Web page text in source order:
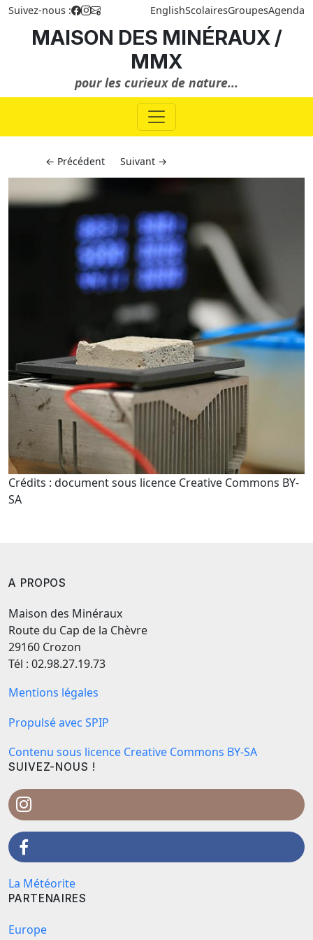
Suivez-nous : EnglishScolairesGroupesAgenda
MAISON DES MINÉRAUX /
MMX
pour les curieux de nature...
← Précédent Suivant →
Crédits : document sous licence Creative Commons BY-
SA
A PROPOS
Maison des Minéraux
Route du Cap de la Chèvre
29160 Crozon
Tél : 02.98.27.19.73
Mentions légales
Propulsé avec SPIP
Contenu sous licence Creative Commons BY-SA
SUIVEZ-NOUS !
La Météorite
PARTENAIRES
Europe